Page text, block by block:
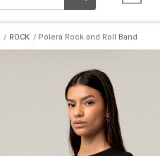
ROCK Polera Rock and Roll Band